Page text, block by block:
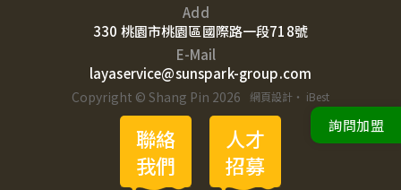
Add
330 桃園市桃園區國際路一段718號
E-Mail
layaservice@sunspark-group.com
Copyright © Shang Pin 2026 網頁設計 ‧ iBest
聯絡
我們
人才
招募
詢問加盟